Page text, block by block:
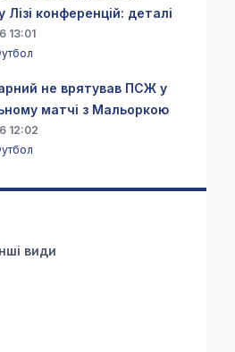
конференцій: деталі
13:01
не врятував ПСЖ у
матчі з Мальоркою
12:02
види